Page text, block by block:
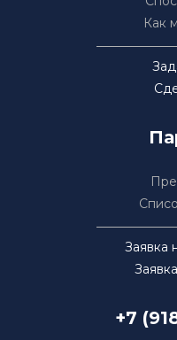
Как
Заявка
+7